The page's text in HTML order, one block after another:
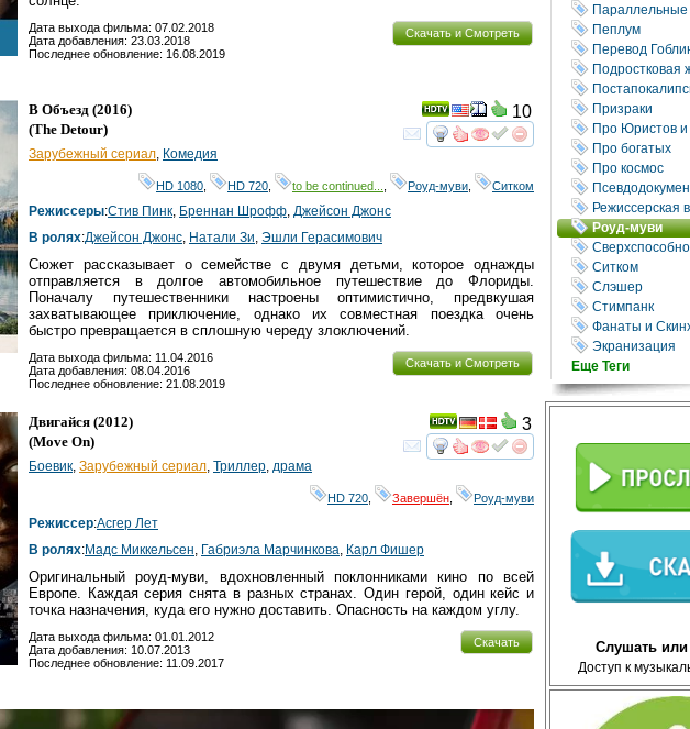
Пеплум
Перевод
Подростковая
Призраки
Про Юристов и
Про богатых
Про космос
Режиссерская
Роуд-муви
Ситком
Слэшер
Стимпанк
Фанаты и
Экранизация
Еще Теги
Слушать или
Доступ к
Скачать и Смотреть
Дата выхода фильма: 07.02.2018
Дата добавления: 23.03.2018
Последнее обновление: 16.08.2019
смотретьинтересует
10
В Объезд (2016)
(The Detour)
Зарубежный сериал, Комедия
HD 1080 HD 720 to be continued... Роуд-муви Ситком
Режиссеры:Стив Пинк, Бреннан Шрофф, Джейсон Джонс
В ролях:Джейсон Джонс, Натали Зи, Эшли Герасимович
Сюжет рассказывает о семействе с двумя детьми, которое однажды
отправляется в долгое автомобильное путешествие до Флориды.
Поначалу путешественники настроены оптимистично, предвкушая
захватывающее приключение, однако их совместная поездка очень
быстро превращается в сплошную череду злоключений.
Скачать и Смотреть
Дата выхода фильма: 11.04.2016
Дата добавления: 08.04.2016
Последнее обновление: 21.08.2019
смотретьинтересует
3
Двигайся (2012)
(Move On)
Боевик, Зарубежный сериал, Триллер, драма
HD 720 Завершён Роуд-муви
Режиссер:Асгер Лет
В ролях:Мадс Миккельсен, Габриэла Марчинкова, Карл Фишер
Оригинальный роуд-муви, вдохновленный поклонниками кино по всей
Европе. Каждая серия снята в разных странах. Один герой, один кейс и
точка назначения, куда его нужно доставить. Опасность на каждом углу.
Скачать
Дата выхода фильма: 01.01.2012
Дата добавления: 10.07.2013
Последнее обновление: 11.09.2017